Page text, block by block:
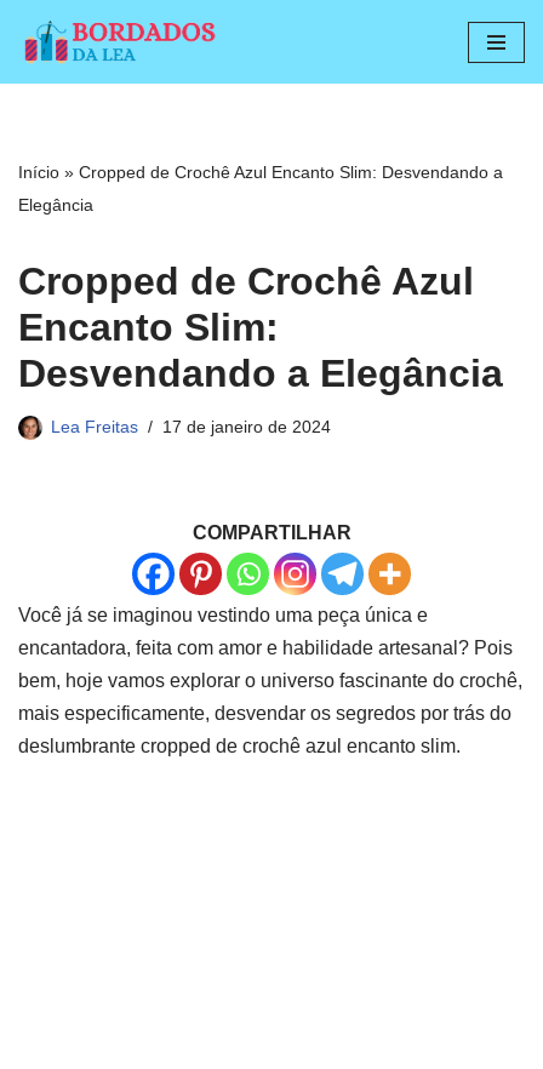
Pular
conteúdo
Início » Cropped de Crochê Azul Encanto Slim: Desvendando a
Elegância
Cropped de Crochê Azul
Encanto Slim:
Desvendando a Elegância
Lea Freitas 17 de janeiro de 2024
COMPARTILHAR
Você já se imaginou vestindo uma peça única e
encantadora, feita com amor e habilidade artesanal? Pois
bem, hoje vamos explorar o universo fascinante do crochê,
mais especificamente, desvendar os segredos por trás do
deslumbrante cropped de crochê azul encanto slim.